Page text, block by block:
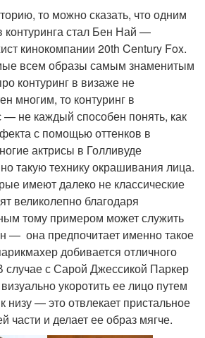
то можно сказать, что одним
контуринга стал Бен Най —
кинокомпании 20th Century Fox.
всем образы самым знаменитым
контуринг в визаже не
многим, то контуринг в
не каждый способен понять, как
с помощью оттенков в
актрисы в Голливуде
такую технику окрашивания лица.
имеют далеко не классические
великолепно благодаря
тому примером может служить
— она предпочитает именно такое
добивается отличного
случае с Сарой Джессикой Паркер
укоротить ее лицо путем
низу — это отвлекает пристальное
части и делает ее образ мягче.